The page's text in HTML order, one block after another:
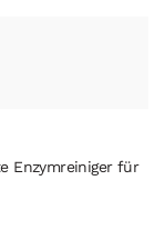
Enzymreiniger für